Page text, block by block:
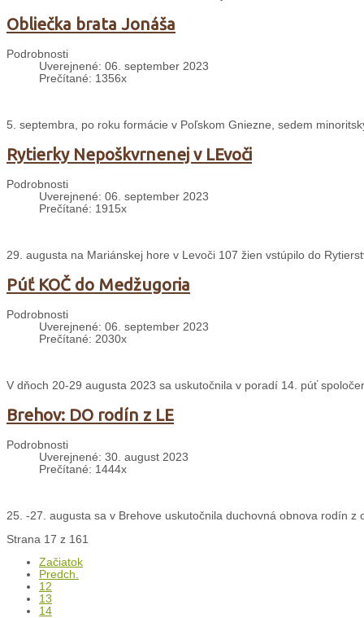
Obliečka brata Jonáša
Podrobnosti
Uverejnené: 06. september 2023
Prečítané: 1356x
5. septembra, po roku formácie v Poľskom Gniezne, sedem
Rytierky Nepoškvrnenej v LEvoči
Podrobnosti
Uverejnené: 06. september 2023
Prečítané: 1915x
29. augusta na Mariánskej hore v Levoči 107 žien vstúpilo do
Púť KOČ do Medžugoria
Podrobnosti
Uverejnené: 06. september 2023
Prečítané: 2030x
V dňoch 20-29 augusta 2023 sa uskutočnila v poradí 14. púť
Brehov: DO rodín z LE
Podrobnosti
Uverejnené: 30. august 2023
Prečítané: 1444x
25. -27. augusta sa v Brehove uskutočnila duchovná obnova rodín z
Strana 17 z 161
Začiatok
Predch.
12
13
14